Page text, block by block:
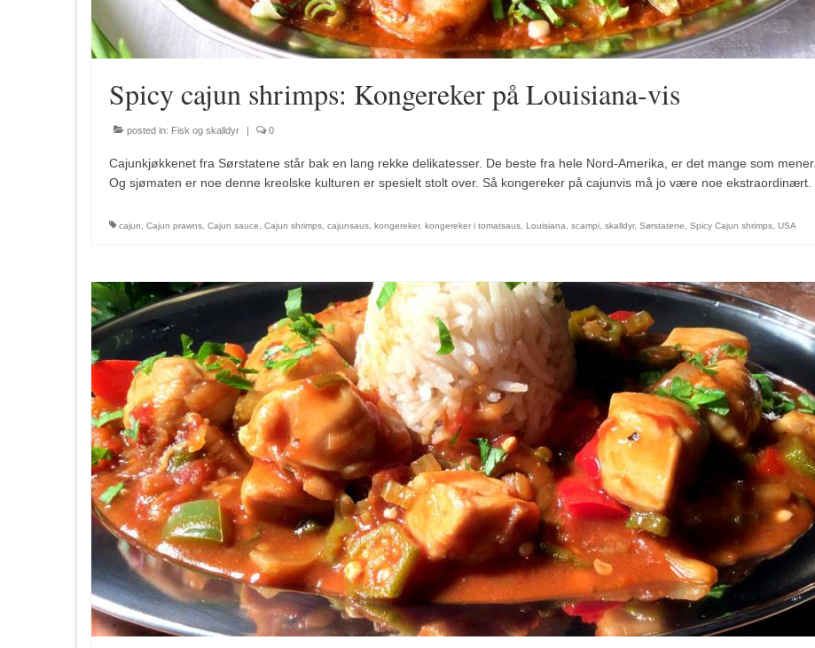
Spicy cajun shrimps: Kongereker på Louisiana-vis
posted in: Fisk og skalldyr | 0
Cajunkjøkkenet fra Sørstatene står bak en lang rekke delikatesser. De beste fra hele Nord-Amerika, er det mange som mener.
Og sjømaten er noe denne kreolske kulturen er spesielt stolt over. Så kongereker på cajunvis må jo være noe ekstraordinært.
cajun Cajun prawns Cajun sauce Cajun shrimps cajunsaus kongereker, kongereker i tomatsaus Louisiana scampi skalldyr, Sørstatene Spicy Cajun shrimps USA